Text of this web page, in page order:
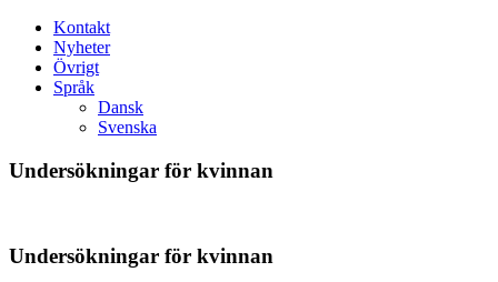
Kontakt
Nyheter
Övrigt
Språk
Dansk
Svenska
Undersökningar för kvinnan
Undersökningar för kvinnan